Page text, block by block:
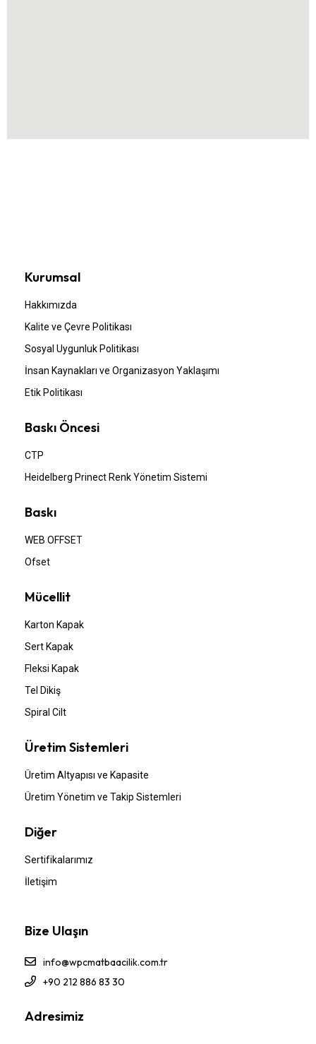
Kurumsal
Hakkımızda
Kalite ve Çevre Politikası
Sosyal Uygunluk Politikası
İnsan Kaynakları ve Organizasyon Yaklaşımı
Etik Politikası
Baskı Öncesi
CTP
Heidelberg Prinect Renk Yönetim Sistemi
Baskı
WEB OFFSET
Ofset
Mücellit
Karton Kapak
Sert Kapak
Fleksi Kapak
Tel Dikiş
Spiral Cilt
Üretim Sistemleri
Üretim Altyapısı ve Kapasite
Üretim Yönetim ve Takip Sistemleri
Diğer
Sertifikalarımız
İletişim
Bize Ulaşın
info@wpcmatbaacilik.com.tr
+90 212 886 83 30
Adresimiz